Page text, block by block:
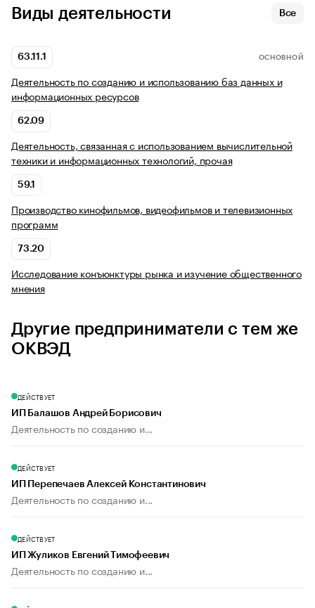
Виды деятельности Все
63.11.1 ОСНОВНОЙ
Деятельность по созданию и использованию баз данных и
информационных ресурсов
62.09
Деятельность, связанная с использованием вычислительной
техники и информационных технологий, прочая
59.1
Производство кинофильмов, видеофильмов и телевизионных
программ
73.20
Исследование конъюнктуры рынка и изучение общественного
мнения
Другие предприниматели с тем же
ОКВЭД
ДЕЙСТВУЕТ
ИП Балашов Андрей Борисович
Деятельность по созданию и...
ДЕЙСТВУЕТ
ИП Перепечаев Алексей Константинович
Деятельность по созданию и...
ДЕЙСТВУЕТ
ИП Жуликов Евгений Тимофеевич
Деятельность по созданию и...